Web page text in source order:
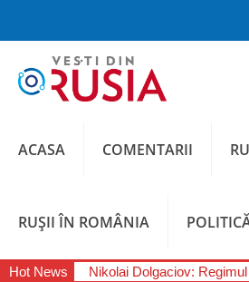
ACASA COMENTARII
RUȘII ÎN ROMÂNIA
Hot News Nikolai Dolgaciov: